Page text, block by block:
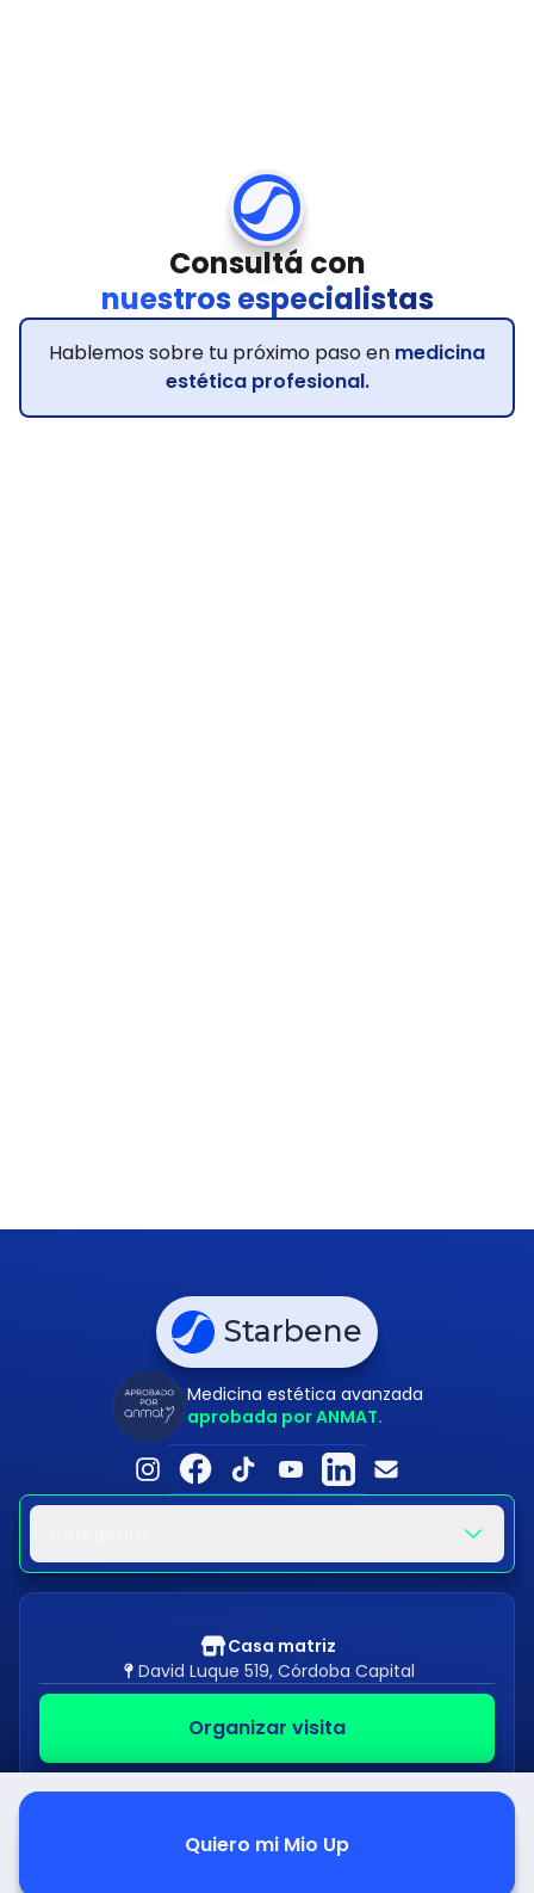
Consultá con
nuestros especialistas
Hablemos sobre tu próximo paso en medicina
estética profesional.
Quiero mi Mio Up
Medicina estética avanzada
aprobada por ANMAT.
Starbene
Casa matriz
David Luque 519, Córdoba Capital
Organizar visita
Starbene. Todos los derechos reservados.